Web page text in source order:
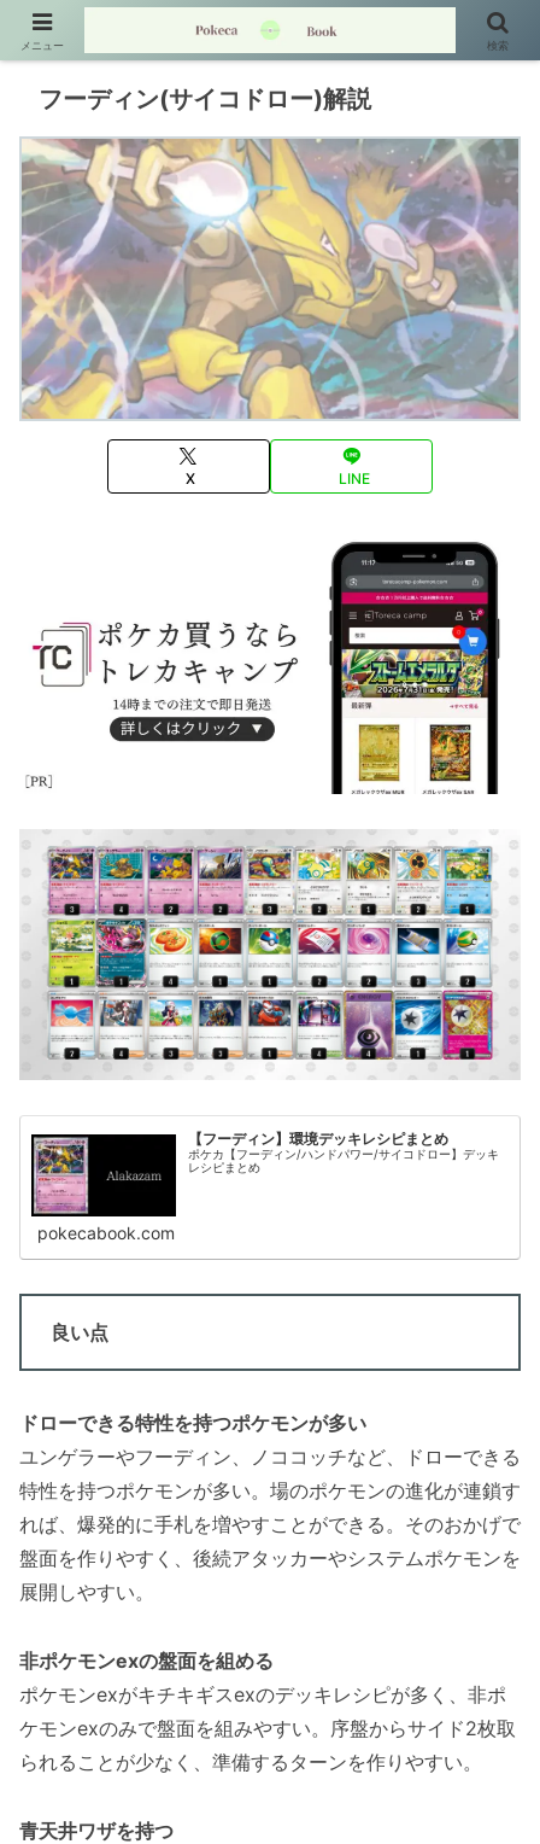
フーディン(サイコドロー)解説
X LINE
【フーディン】環境デッキレシピまとめ
ポケカ【フーディン/ハンドパワー/サイコドロー】デッキ
レシピまとめ
pokecabook.com
良い点
ドローできる特性を持つポケモンが多い
ユンゲラーやフーディン、ノココッチなど、ドローできる
特性を持つポケモンが多い。場のポケモンの進化が連鎖す
れば、爆発的に手札を増やすことができる。そのおかげで
盤面を作りやすく、後続アタッカーやシステムポケモンを
展開しやすい。
非ポケモンexの盤面を組める
ポケモンexがキチキギスexのデッキレシピが多く、非ポ
ケモンexのみで盤面を組みやすい。序盤からサイド2枚取
られることが少なく、準備するターンを作りやすい。
青天井ワザを持つ
メニュー 検索